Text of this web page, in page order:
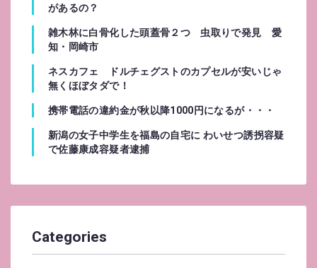
があるの？
雑木林に白骨化した頭蓋骨２つ 虫取りで発見 愛
知・岡崎市
ネスカフェ ドルチェグストのカプセルが安いじゃ
無くほぼタダで！
携帯電話の違約金が秋以降1000円になるが・・・
新潟の女子中学生を福島の自宅に わいせつ誘拐容疑
で佐藤康成容疑者逮捕
Categories